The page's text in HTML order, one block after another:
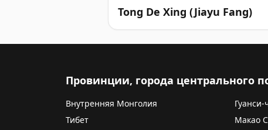
Tong De Xing (Jiayu Fang)
Провинции, города центрального
Внутренняя Монголия
Тибет
Макао